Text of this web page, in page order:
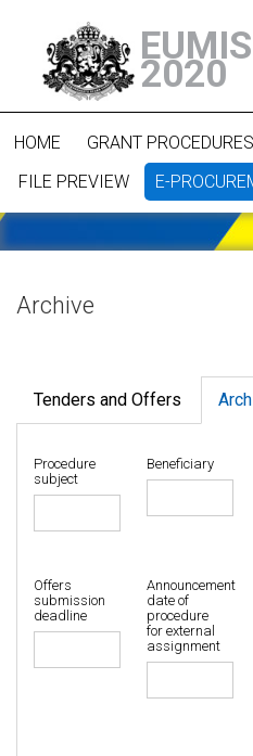
EUMIS
2020
HOME GRANT PROCEDURES
FILE PREVIEW
E-
Archive
Tenders and Offers
Procedure
subject
Beneficiary
Offers
submission
deadline
Announcement
date of
procedure
for external
assignment